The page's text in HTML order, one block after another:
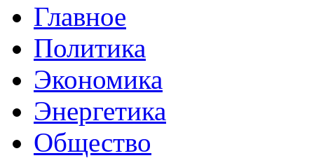
Главное
Политика
Экономика
Энергетика
Общество